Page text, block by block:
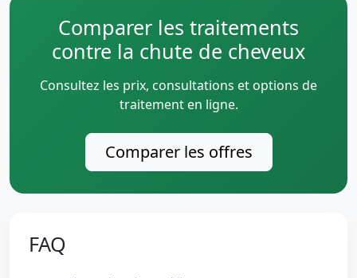
Comparer les traitements
contre la chute de cheveux
Consultez les prix, consultations et options de
traitement en ligne.
Comparer les offres
FAQ